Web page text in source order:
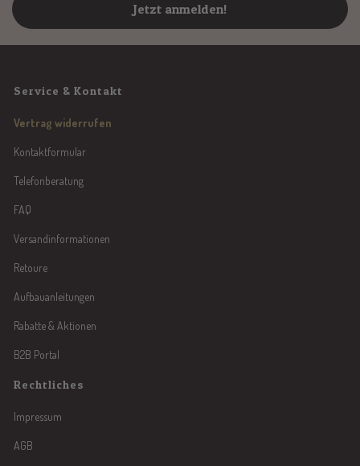
Jetzt anmelden!
Service & Kontakt
Vertrag widerrufen
Kontaktformular
Telefonberatung
FAQ
Versandinformationen
Retoure
Aufbauanleitungen
Rabatte & Aktionen
B2B Portal
Rechtliches
Impressum
AGB